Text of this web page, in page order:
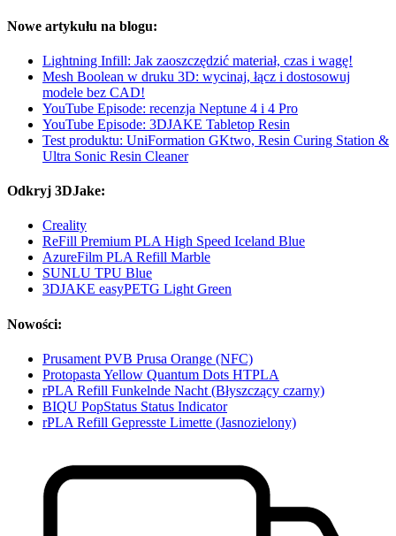
Nowe artykułu na blogu:
Lightning Infill: Jak zaoszczędzić materiał, czas i wagę!
Mesh Boolean w druku 3D: wycinaj, łącz i dostosowuj
modele bez CAD!
YouTube Episode: recenzja Neptune 4 i 4 Pro
YouTube Episode: 3DJAKE Tabletop Resin
Test produktu: UniFormation GKtwo, Resin Curing Station &
Ultra Sonic Resin Cleaner
Odkryj 3DJake:
Creality
ReFill Premium PLA High Speed Iceland Blue
AzureFilm PLA Refill Marble
SUNLU TPU Blue
3DJAKE easyPETG Light Green
Nowości:
Prusament PVB Prusa Orange (NFC)
Protopasta Yellow Quantum Dots HTPLA
rPLA Refill Funkelnde Nacht (Błyszczący czarny)
BIQU PopStatus Status Indicator
rPLA Refill Gepresste Limette (Jasnozielony)